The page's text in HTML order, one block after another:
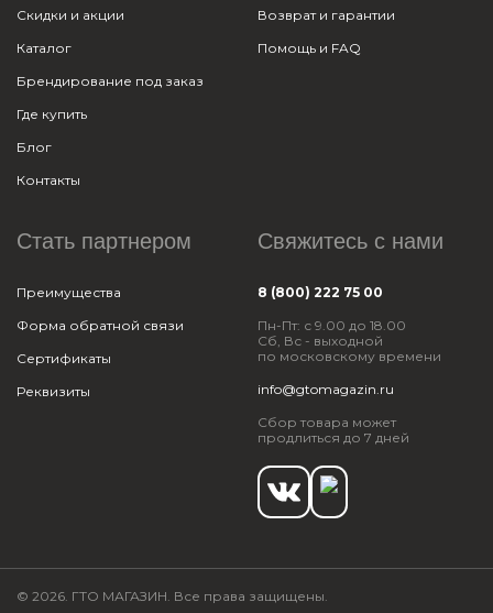
Скидки и акции
Каталог
Брендирование под заказ
Где купить
Блог
Контакты
Возврат и гарантии
Помощь и FAQ
Стать партнером
Преимущества
Форма обратной связи
Сертификаты
Реквизиты
Свяжитесь с нами
8 (800) 222 75 00
Пн-Пт: с 9.00 до 18.00
Сб, Вс - выходной
по московскому времени
info@gtomagazin.ru
Сбор товара может
продлиться до 7 дней
© 2026. ГТО МАГАЗИН. Все права защищены.